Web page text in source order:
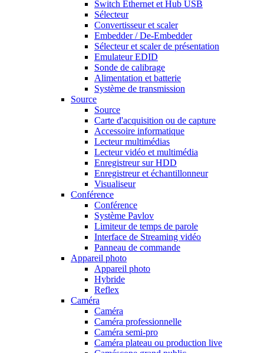
Switch Ethernet et Hub USB
Sélecteur
Convertisseur et scaler
Embedder / De-Embedder
Sélecteur et scaler de présentation
Emulateur EDID
Sonde de calibrage
Alimentation et batterie
Système de transmission
Source
Source
Carte d'acquisition ou de capture
Accessoire informatique
Lecteur multimédias
Lecteur vidéo et multimédia
Enregistreur sur HDD
Enregistreur et échantillonneur
Visualiseur
Conférence
Conférence
Système Pavlov
Limiteur de temps de parole
Interface de Streaming vidéo
Panneau de commande
Appareil photo
Appareil photo
Hybride
Reflex
Caméra
Caméra
Caméra professionnelle
Caméra semi-pro
Caméra plateau ou production live